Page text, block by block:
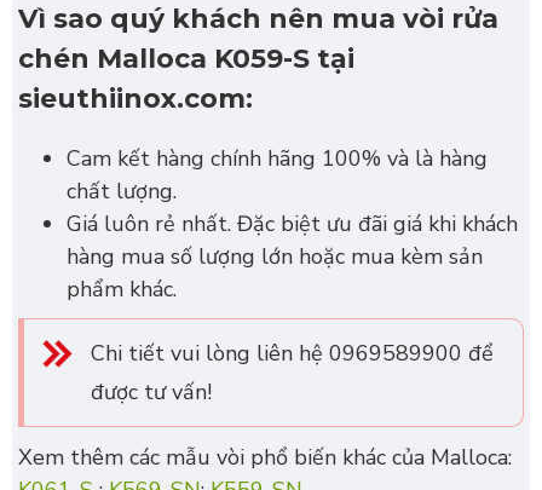
Vì sao quý khách nên mua vòi rửa
chén Malloca K059-S tại
sieuthiinox.com:
Cam kết hàng chính hãng 100% và là hàng
chất lượng.
Giá luôn rẻ nhất. Đặc biệt ưu đãi giá khi khách
hàng mua số lượng lớn hoặc mua kèm sản
phẩm khác.
Chi tiết vui lòng liên hệ 0969589900 để
được tư vấn!
Xem thêm các mẫu vòi phổ biến khác của Malloca: